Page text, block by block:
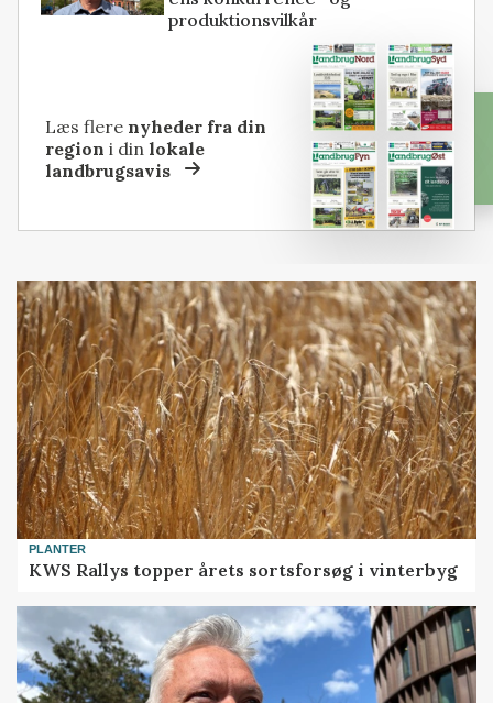
produktionsvilkår
Læs flere nyheder fra din
region i dinlokale
landbrugsavis
PLANTER
KWS Rallys topper årets sortsforsøg i vinterbyg